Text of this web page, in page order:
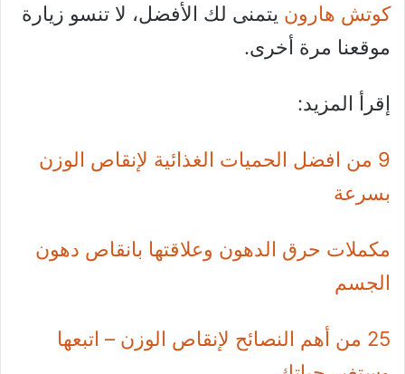
كوتش هارون يتمنى لك الأفضل، لا تنسو زيارة
موقعنا مرة أخرى.
إقرأ المزيد:
9 من افضل الحميات الغذائية لإنقاص الوزن
بسرعة
مكملات حرق الدهون وعلاقتها بانقاص دهون
الجسم
25 من أهم النصائح لإنقاص الوزن – اتبعها